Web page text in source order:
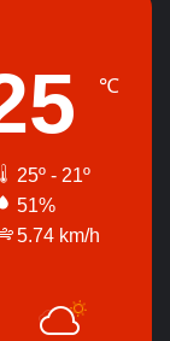
℃
25º - 21º
51%
5.74 km/h